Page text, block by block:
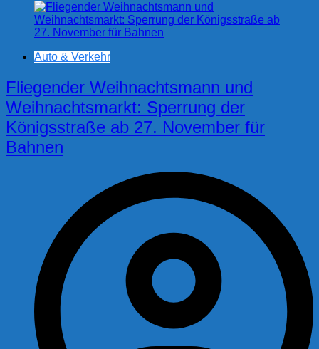
Auto & Verkehr
Fliegender Weihnachtsmann und
Weihnachtsmarkt: Sperrung der
Königsstraße ab 27. November für
Bahnen